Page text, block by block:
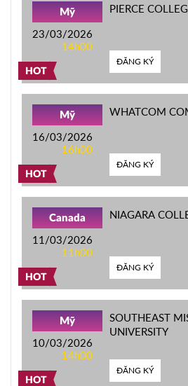
HOT
Mỹ
23/03/2026
14h00
PIERCE
ĐĂNG KÝ
HOT
Mỹ
16/03/2026
16h00
WHATCOM
ĐĂNG KÝ
HOT
Canada
11/03/2026
11h00
NIAGARA
ĐĂNG KÝ
HOT
Mỹ
10/03/2026
14h00
SOUTHEAST
UNIVERSITY
ĐĂNG KÝ